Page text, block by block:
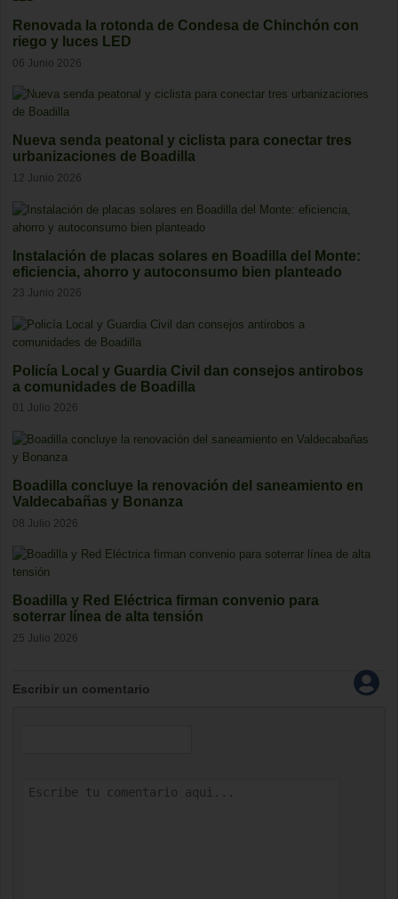
Renovada la rotonda de Condesa de Chinchón con
riego y luces LED
06 Junio 2026
Nueva senda peatonal y ciclista para conectar tres
urbanizaciones de Boadilla
12 Junio 2026
Instalación de placas solares en Boadilla del Monte:
eficiencia, ahorro y autoconsumo bien planteado
23 Junio 2026
Policía Local y Guardia Civil dan consejos antirobos
a comunidades de Boadilla
01 Julio 2026
Boadilla concluye la renovación del saneamiento en
Valdecabañas y Bonanza
08 Julio 2026
Boadilla y Red Eléctrica firman convenio para
soterrar línea de alta tensión
25 Julio 2026
Escribir un comentario